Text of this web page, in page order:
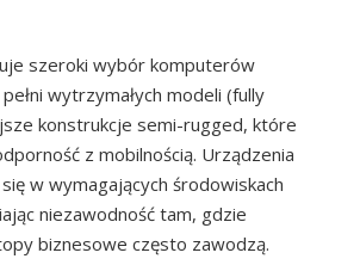
szeroki wybór komputerów
wytrzymałych modeli (fully
konstrukcje semi-rugged, które
z mobilnością. Urządzenia
w wymagających środowiskach
niezawodność tam, gdzie
biznesowe często zawodzą.